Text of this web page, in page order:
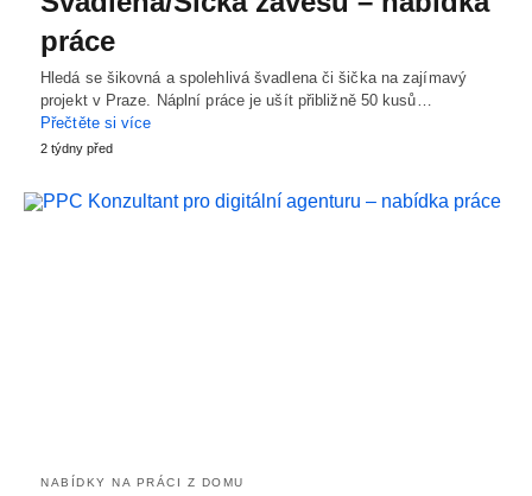
práce
Hledá se šikovná a spolehlivá švadlena či šička na zajímavý
projekt v Praze. Náplní práce je ušít přibližně 50 kusů…
Přečtěte si více
2 týdny před
NABÍDKY NA PRÁCI Z DOMU